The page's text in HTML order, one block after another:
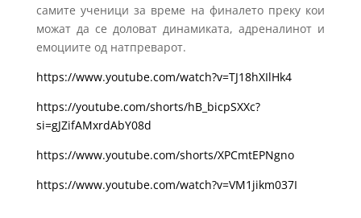
самите ученици за време на финалето преку кои
можат да се доловат динамиката, адреналинот и
емоциите од натпреварот.
https://www.youtube.com/watch?v=TJ18hXIlHk4
https://youtube.com/shorts/hB_bicpSXXc?
si=gJZifAMxrdAbY08d
https://www.youtube.com/shorts/XPCmtEPNgno
https://www.youtube.com/watch?v=VM1jikm037I